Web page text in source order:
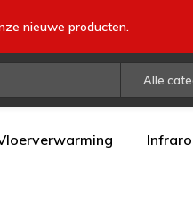
Alle
nieuwe producten.